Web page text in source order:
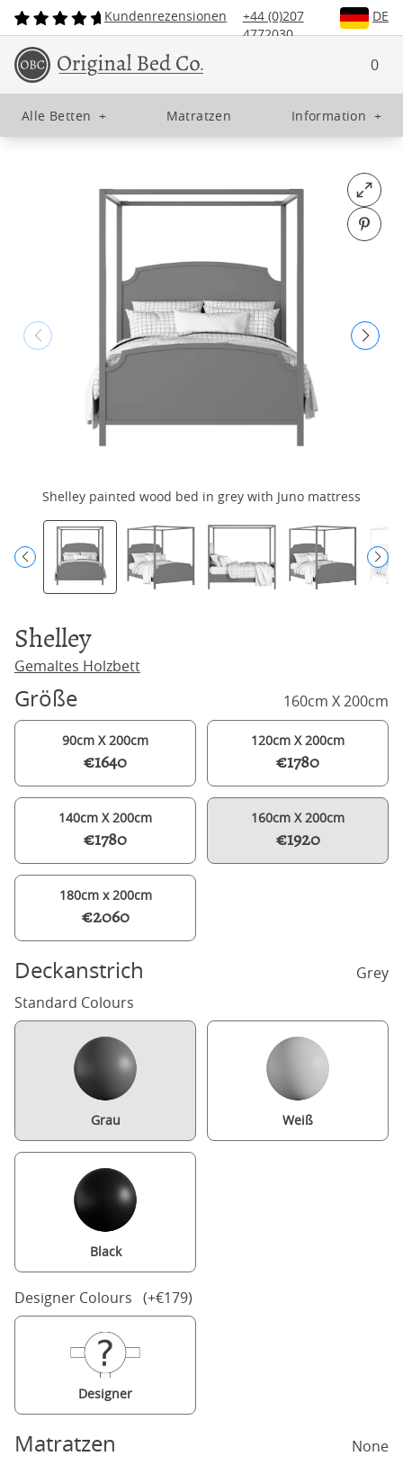
Kundenrezensionen
+44 (0)207
4772030
DE
0
Alle Betten + Matratzen Information +
Open
Pin
Shelley painted wood bed in grey with Juno mattress
Shelley
Gemaltes Holzbett
Größe 160cm X 200cm
90cm X 200cm
€1640
120cm X 200cm
€1780
140cm X 200cm
€1780
160cm X 200cm
€1920
180cm x 200cm
€2060
Deckanstrich
Grey
Standard Colours
Grau Weiß
Black
Designer Colours (+€179)
Designer
Matratzen
None